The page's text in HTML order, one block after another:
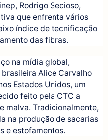
Rodrigo Secioso,
que enfrenta vários
índice de tecnificação
das fibras.
na mídia global,
Alice Carvalho
Estados Unidos, um
feito pela CTC a
malva. Tradicionalmente,
na produção de sacarias
e estofamentos.